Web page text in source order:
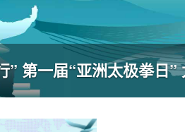
” 第一届“亚洲太极拳日